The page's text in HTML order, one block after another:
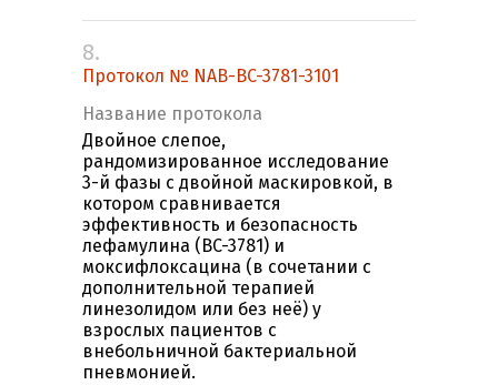
8.
Протокол № NAB-BC-3781-3101
Название протокола
Двойное слепое,
рандомизированное исследование
3-й фазы с двойной маскировкой, в
котором сравнивается
эффективность и безопасность
лефамулина (BC-3781) и
моксифлоксацина (в сочетании с
дополнительной терапией
линезолидом или без неё) у
взрослых пациентов с
внебольничной бактериальной
пневмонией.